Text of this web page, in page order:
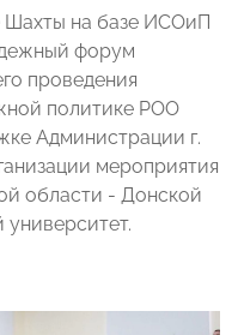
Шахты на базе ИСОиП
форум
проведения
политике РОО
Администрации г.
мероприятия
области - Донской
университет.